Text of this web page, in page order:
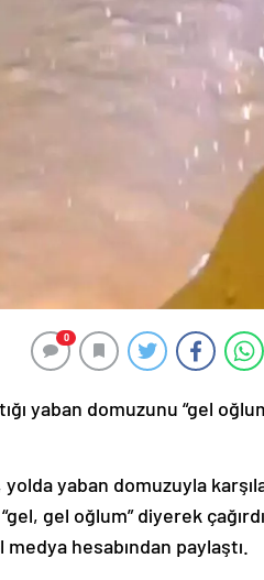
0
yaban domuzunu “gel
yaban domuzuyla
gel oğlum” diyerek
hesabından paylaştı.